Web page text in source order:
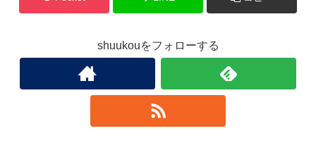
shuukouをフォローする